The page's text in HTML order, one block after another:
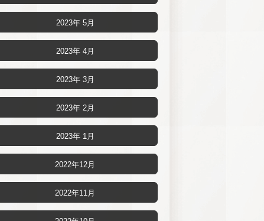
2023年 5月
2023年 4月
2023年 3月
2023年 2月
2023年 1月
2022年12月
2022年11月